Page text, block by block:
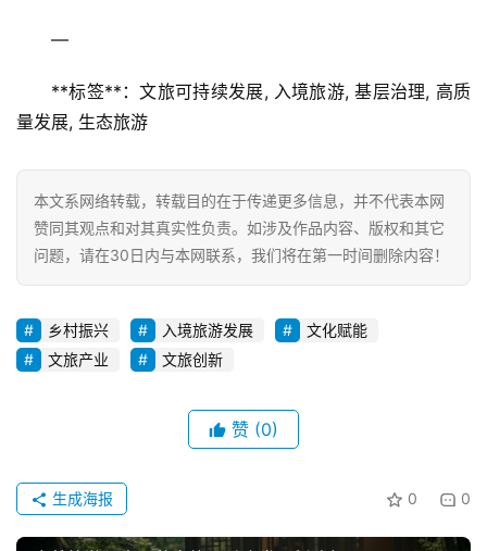
—
**标签**：文旅可持续发展, 入境旅游, 基层治理, 高质
量发展, 生态旅游
本文系网络转载，转载目的在于传递更多信息，并不代表本网
赞同其观点和对其真实性负责。如涉及作品内容、版权和其它
问题，请在30日内与本网联系，我们将在第一时间删除内容！
乡村振兴 入境旅游发展
文化赋能
文旅产业
文旅创新
赞 (0)
0 0
生成海报